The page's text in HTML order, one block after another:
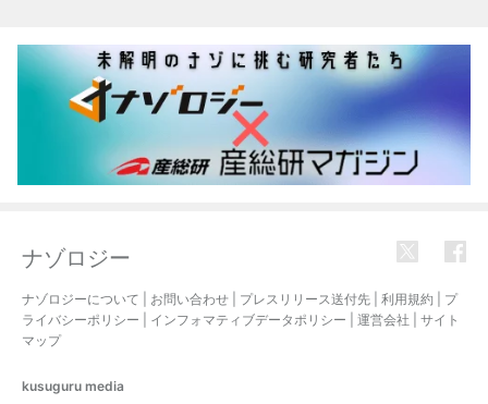
ナゾロジー
ナゾロジーについて お問い合わせ プレスリリース送付先 利用規約
プ
ライバシーポリシー
インフォマティブデータポリシー 運営会社
サイト
マップ
kusuguru media